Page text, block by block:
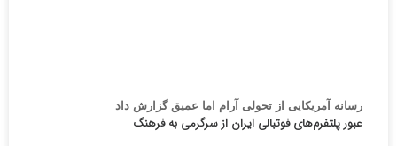
رسانه آمریکایی از تحولی آرام اما عمیق گزارش داد
عبور پلتفرم‌های فوتبالی ایران از سرگرمی به فرهنگ